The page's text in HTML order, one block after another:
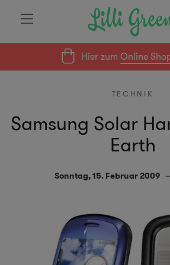
Hier zumOnline
TECHNIK
Samsung Solar
Earth
Sonntag, 15. Februar 2009